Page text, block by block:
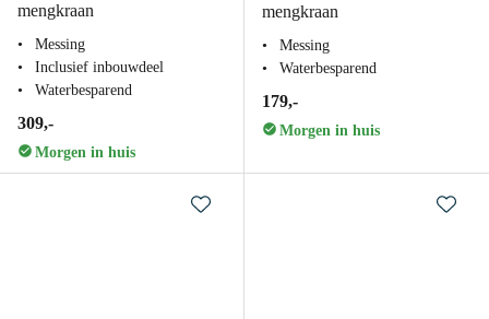
mengkraan
Messing
Inclusief inbouwdeel
Waterbesparend
309,-
Morgen in huis
mengkraan
Messing
Waterbesparend
179,-
Morgen in huis